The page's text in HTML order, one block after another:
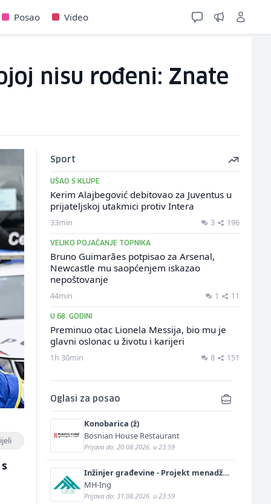
Posao Video
nisu rođeni: Znate
Sport
UŠAO S KLUPE
Kerim Alajbegović debitovao za Juventus u
prijateljskoj utakmici protiv Intera
33min 3 196
VELIKO POJAČANJE TOPNIKA
Bruno Guimarães potpisao za Arsenal,
Newcastle mu saopćenjem iskazao
nepoštovanje
44min 1 11
U 68. GODINI
Preminuo otac Lionela Messija, bio mu je
glavni oslonac u životu i karijeri
1h 30min 8 151
Oglasi za posao
Konobarica (ž)
Bosnian House Restaurant
Prijava do: 20.08.2026. u 23:59
Inžinjer građevine - Projekt menadžer
(m/ž)
MH-Ing
Prijava do: 31.08.2026. u 23:59